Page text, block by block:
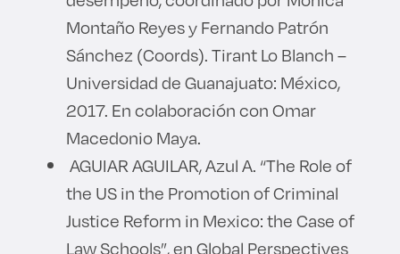
Montaño Reyes y Fernando Patrón
Sánchez (Coords). Tirant Lo Blanch –
Universidad de Guanajuato: México,
2017. En colaboración con Omar
Macedonio Maya.
AGUIAR AGUILAR, Azul A. “The Role of
the US in the Promotion of Criminal
Justice Reform in Mexico: the Case of
Law Schools”, en Global Perspectives